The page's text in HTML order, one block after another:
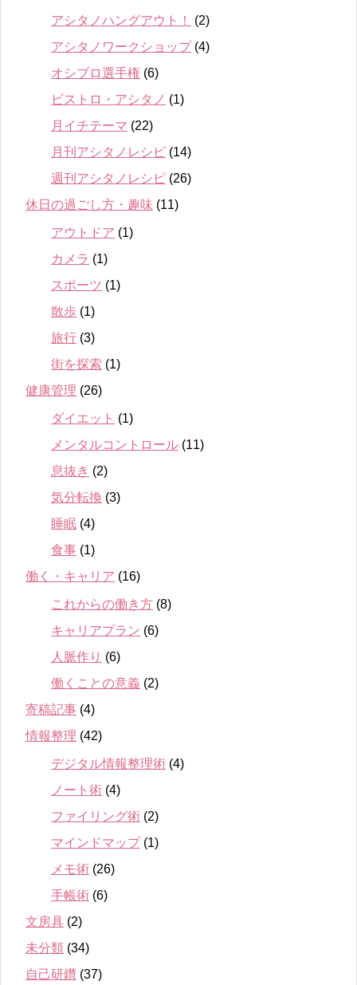
アシタノハングアウト！
(2)
アシタノワークショップ(4)
オシブロ選手権 (6)
ビストロ・アシタノ (1)
月イチテーマ (22)
月刊アシタノレシピ (14)
週刊アシタノレシピ (26)
休日の過ごし方・趣味 (11)
アウトドア (1)
カメラ (1)
スポーツ (1)
散歩 (1)
旅行 (3)
街を探索 (1)
健康管理 (26)
ダイエット (1)
メンタルコントロール (11)
息抜き (2)
気分転換 (3)
睡眠 (4)
食事 (1)
働く・キャリア (16)
これからの働き方 (8)
キャリアプラン (6)
人脈作り (6)
働くことの意義 (2)
寄稿記事 (4)
情報整理 (42)
デジタル情報整理術 (4)
ノート術 (4)
ファイリング術 (2)
マインドマップ(1)
メモ術 (26)
手帳術 (6)
文房具 (2)
未分類 (34)
自己研鑽 (37)